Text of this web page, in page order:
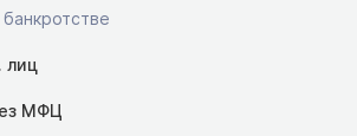
лиц
МФЦ